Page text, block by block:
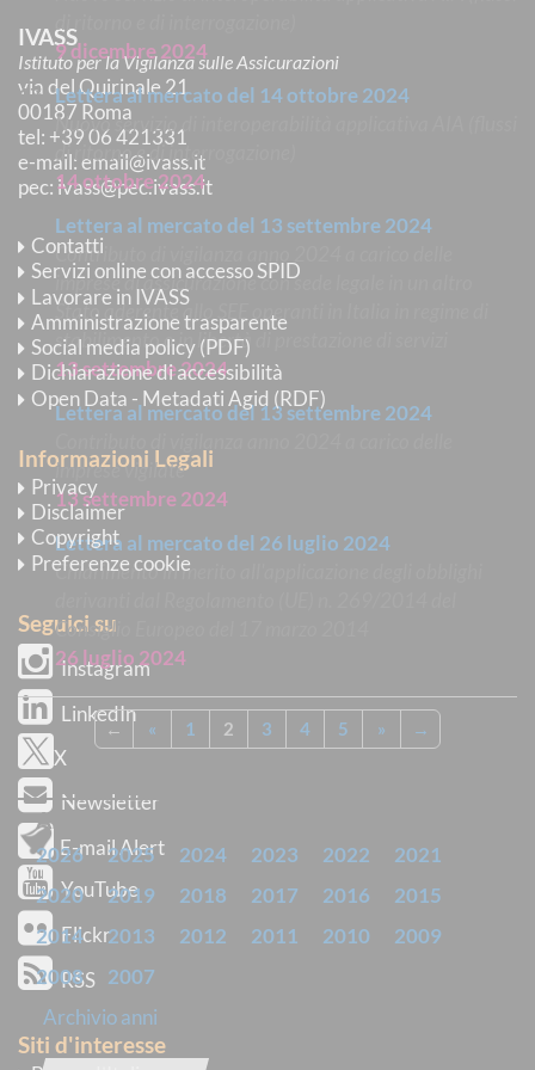
9 dicembre 2024
Lettera al mercato del 14 ottobre 2024
Nuovo servizio di interoperabilità applicativa AIA (flussi
di ritorno e di interrogazione)
14 ottobre 2024
Lettera al mercato del 13 settembre 2024
Contributo di vigilanza anno 2024 a carico delle
imprese di assicurazione con sede legale in un altro
Stato aderente allo SEE operanti in Italia in regime di
stabilimento o in libertà di prestazione di servizi
13 settembre 2024
Lettera al mercato del 13 settembre 2024
imprese vigilate
13 settembre 2024
Lettera al mercato del 26 luglio 2024
Chiarimento in merito all'applicazione degli obblighi
Consiglio Europeo del 17 marzo 2014
26 luglio 2024
← « 1 2 3 4 5 » →
ARCHIVIO
2026 2025 2024 2023 2022
2021
2020
2019 2018 2017 2016
2015
2014
2013 2012 2011 2010
2009
2008
2007
Archivio anni
IVASS
Istituto per la Vigilanza sulle Assicurazioni
via del Quirinale 21
00187 Roma
tel: +39 06 421331
e-mail:email@ivass.it
pec:ivass@pec.ivass.it
Contatti
Servizi online con accesso SPID
Lavorare in IVASS
Amministrazione trasparente
Social media policy (PDF)
Dichiarazione di accessibilità
Open Data - Metadati Agid (RDF)
Informazioni Legali
Privacy
Disclaimer
Copyright
Preferenze cookie
Seguici su
Instagram
LinkedIn
X
Newsletter
E-mail Alert
YouTube
Flickr
RSS
Siti d'interesse